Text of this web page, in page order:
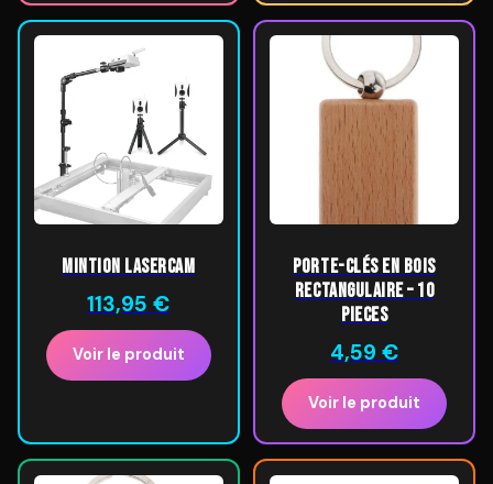
Mintion Lasercam
113,95€
Voir le produit
Porte-clés en bois
rectangulaire – 10
pieces
4,59€
Voir le produit